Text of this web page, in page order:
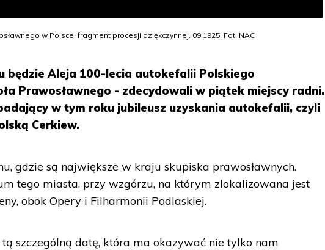
w Polsce: fragment procesji dziękczynnej. 09.1925. Fot. NAC
będzie Aleja 100-lecia autokefalii Polskiego
Prawosławnego - zdecydowali w piątek miejscy radni.
w tym roku jubileusz uzyskania autokefalii, czyli
Cerkiew.
gdzie są największe w kraju skupiska prawosławnych.
tego miasta, przy wzgórzu, na którym zlokalizowana jest
obok Opery i Filharmonii Podlaskiej.
szczególną datę, która ma okazywać nie tylko nam